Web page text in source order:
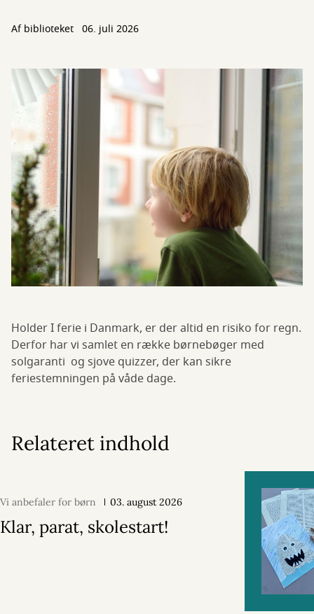
Af biblioteket 06. juli 2026
Holder I ferie i Danmark, er der altid en risiko for regn.
Derfor har vi samlet en række børnebøger med
solgaranti og sjove quizzer, der kan sikre
feriestemningen på våde dage.
Relateret indhold
Vi anbefaler for børn 03. august 2026
Klar, parat, skolestart!